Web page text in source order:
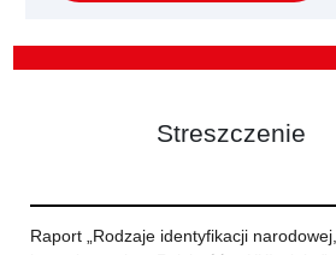
Streszczenie
Raport „Rodzaje identyfikacji